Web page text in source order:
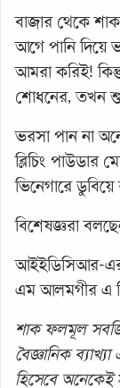
বাজার থেকে
আগে পানি দিয়ে
আমরা করিই!
শোধনের, তখন
ভরসা পান না
ব্লিচিং পাউডার
ভিনেগারে
বিশেষজ্ঞরা
আইইডিসিআর-এর
এম আলমগীর এ
শাক ফলমূল
বৈজ্ঞানিক
হিসেবে অনেকেই